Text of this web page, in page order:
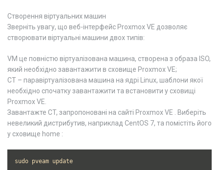
Створення віртуальних машин
Зверніть увагу, що веб-інтерфейс Proxmox VE дозволяє
створювати віртуальні машини двох типів:
VM це повністю віртуалізована машина, створена з образа ISO,
який необхідно завантажити в сховище Proxmox VE;
CT – паравіртуалізована машина на ядрі Linux, шаблони якої
необхідно спочатку завантажити та встановити у сховищі
Proxmox VE.
Завантажте CT, запропоновані на сайті Proxmox VE . Виберіть
невеликий дистрибутив, наприклад CentOS 7, та помістіть його
у сховище home :
sudo pveam update